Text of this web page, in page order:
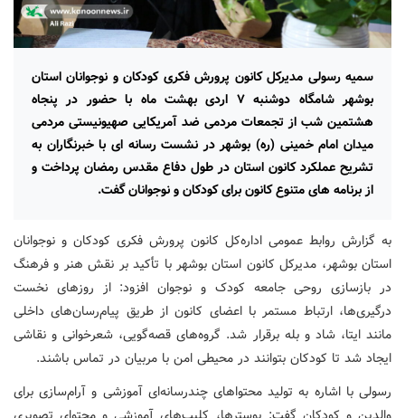
سمیه رسولی مدیرکل کانون پرورش فکری کودکان و نوجوانان استان
بوشهر شامگاه دوشنبه ۷ اردی بهشت ماه با حضور در پنجاه
هشتمین شب از تجمعات مردمی ضد آمریکایی صهیونیستی مردمی
میدان امام خمینی (ره) بوشهر در نشست رسانه ای با خبرنگاران به
تشریح عملکرد کانون استان در طول دفاع مقدس رمضان پرداخت و
از برنامه های متنوع کانون برای کودکان و نوجوانان گفت.
به گزارش روابط عمومی اداره‌کل کانون پرورش فکری کودکان و نوجوانان
استان بوشهر، مدیرکل کانون استان بوشهر با تأکید بر نقش هنر و فرهنگ
در بازسازی روحی جامعه کودک و نوجوان افزود: از روزهای نخست
درگیری‌ها، ارتباط مستمر با اعضای کانون از طریق پیام‌رسان‌های داخلی
مانند ایتا، شاد و بله برقرار شد. گروه‌های قصه‌گویی، شعرخوانی و نقاشی
ایجاد شد تا کودکان بتوانند در محیطی امن با مربیان در تماس باشند.
رسولی با اشاره به تولید محتواهای چندرسانه‌ای آموزشی و آرام‌سازی برای